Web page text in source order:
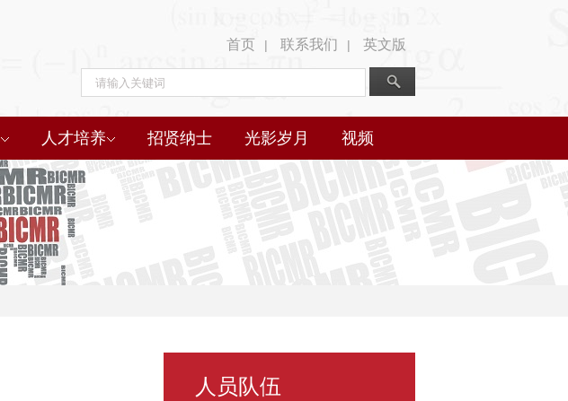
首页 | 联系我们 | 英文版
人才培养 招贤纳士 光影岁月 视频
人员队伍